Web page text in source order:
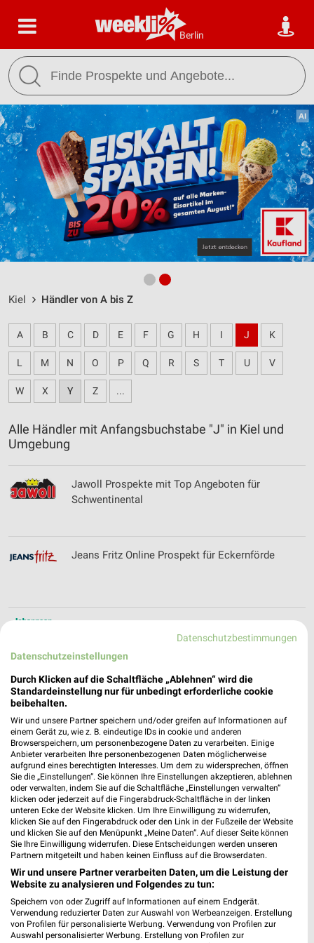
Berlin
Kiel Händler von A bis Z
A B C D E F G H I J K
L M N O P Q R S T U V
W X Y Z ...
Alle Händler mit Anfangsbuchstabe "J" in Kiel und
Umgebung
Jawoll Prospekte mit Top Angeboten für
Schwentinental
Jeans Fritz Online Prospekt für Eckernförde
Öffnungszeiten für Weißenhäuser Strand
Juckel Filialen & Öffnungszeiten für Neumünster
JYSK Katalog und Prospekte für Kiel
Noch mehr Angebote in
Datenschutzbestimmungen
Datenschutzeinstellungen
Durch Klicken auf die Schaltfläche „Ablehnen“ wird die
Standardeinstellung nur für unbedingt erforderliche cookie
beibehalten.
Wir und unsere Partner speichern und/oder greifen auf Informationen auf
einem Gerät zu, wie z. B. eindeutige IDs in cookie und anderen
Browserspeichern, um personenbezogene Daten zu verarbeiten. Einige
Anbieter verarbeiten Ihre personenbezogenen Daten möglicherweise
aufgrund eines berechtigten Interesses. Um dem zu widersprechen, öffnen
Sie die „Einstellungen“. Sie können Ihre Einstellungen akzeptieren, ablehnen
oder verwalten, indem Sie auf die Schaltfläche „Einstellungen verwalten“
klicken oder jederzeit auf die Fingerabdruck-Schaltfläche in der linken
unteren Ecke der Website klicken. Um Ihre Einwilligung zu widerrufen,
klicken Sie auf den Fingerabdruck oder den Link in der Fußzeile der Website
und klicken Sie auf den Menüpunkt „Meine Daten“. Auf dieser Seite können
Sie Ihre Einwilligung widerrufen. Diese Entscheidungen werden unseren
Partnern mitgeteilt und haben keinen Einfluss auf die Browserdaten.
Wir und unsere Partner verarbeiten Daten, um die Leistung der
Website zu analysieren und Folgendes zu tun:
Speichern von oder Zugriff auf Informationen auf einem Endgerät.
Verwendung reduzierter Daten zur Auswahl von Werbeanzeigen. Erstellung
von Profilen für personalisierte Werbung. Verwendung von Profilen zur
Auswahl personalisierter Werbung. Erstellung von Profilen zur